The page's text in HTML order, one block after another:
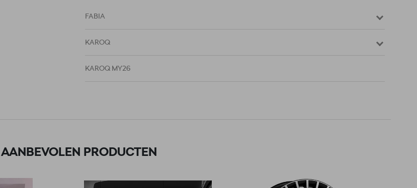
FABIA
KAROQ
KAROQ MY26
AANBEVOLEN PRODUCTEN